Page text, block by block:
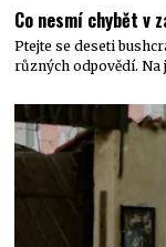
Co nesmí chybět v
Ptejte se deseti
různých odpovědí. Na